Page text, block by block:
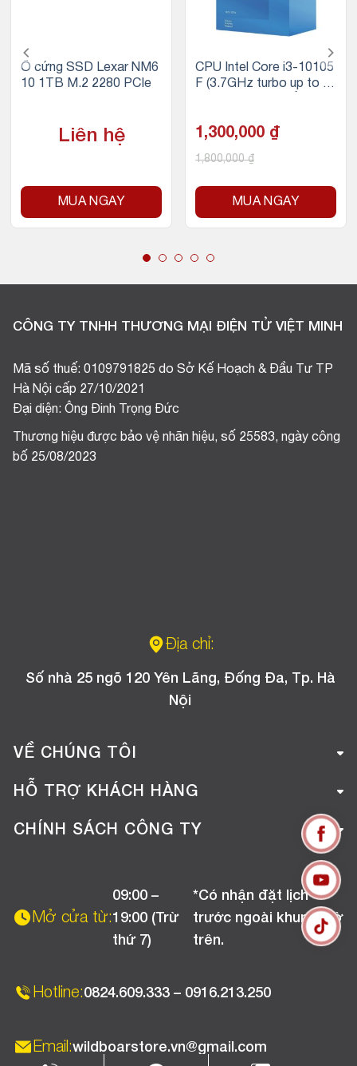
Ổ cứng SSD Lexar NM6
10 1TB M.2 2280 PCIe
Liên hệ
MUA NGAY
CPU Intel Core i3-10105
F (3.7GHz turbo up to 4.
1,300,000 ₫
1,800,000₫
MUA NGAY
CÔNG TY TNHH THƯƠNG MẠI ĐIỆN TỬ VIỆT MINH
Mã số thuế: 0109791825 do Sở Kế Hoạch & Đầu Tư TP
Hà Nội cấp 27/10/2021
Đại diện: Ông Đinh Trọng Đức
Thương hiệu được bảo vệ nhãn hiệu, số 25583, ngày công
bố 25/08/2023
Địa chỉ:
Số nhà 25 ngõ 120 Yên Lãng, Đống Đa, Tp. Hà
Nội
VỀ CHÚNG TÔI
Giới thiệu công ty
Tuyển dụng
HỖ TRỢ KHÁCH HÀNG
Hướng dẫn mua hàng online
Chương trình khuyến mãi
CHÍNH SÁCH CÔNG TY
Chính sách bảo hành
Mở cửa từ:
09:00 –
19:00 (Trừ
thứ 7)
*Có nhận đặt lịch
trước ngoài khung giờ
trên.
Hotline:0824.609.333 – 0916.213.250
Email:wildboarstore.vn@gmail.com